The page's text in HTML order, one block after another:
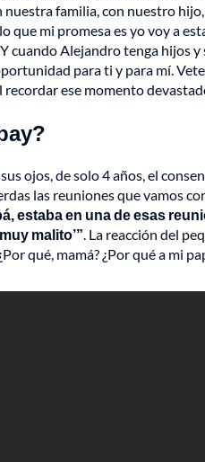
familia, con nuestro
mi promesa es yo voy a
cuando Alejandro tenga hijos
para ti y para mí.
recordar ese momento
ojos, de solo 4 años, el
las reuniones que vamos
estaba en una de esas
malito’” . La reacción del
qué, mamá? ¿Por qué a mi